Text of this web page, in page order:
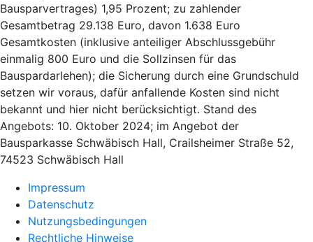
Bausparvertrages) 1,95 Prozent; zu zahlender
Gesamtbetrag 29.138 Euro, davon 1.638 Euro
Gesamtkosten (inklusive anteiliger Abschlussgebühr
einmalig 800 Euro und die Sollzinsen für das
Bauspardarlehen); die Sicherung durch eine Grundschuld
setzen wir voraus, dafür anfallende Kosten sind nicht
bekannt und hier nicht berücksichtigt. Stand des
Angebots: 10. Oktober 2024; im Angebot der
Bausparkasse Schwäbisch Hall, Crailsheimer Straße 52,
74523 Schwäbisch Hall
Impressum
Datenschutz
Nutzungsbedingungen
Rechtliche Hinweise